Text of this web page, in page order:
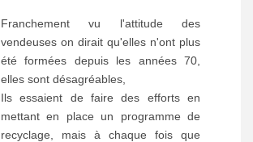
Franchement vu l'attitude des
vendeuses on dirait qu'elles n'ont plus
été formées depuis les années 70,
elles sont désagréables,
Ils essaient de faire des efforts en
mettant en place un programme de
recyclage, mais à chaque fois que